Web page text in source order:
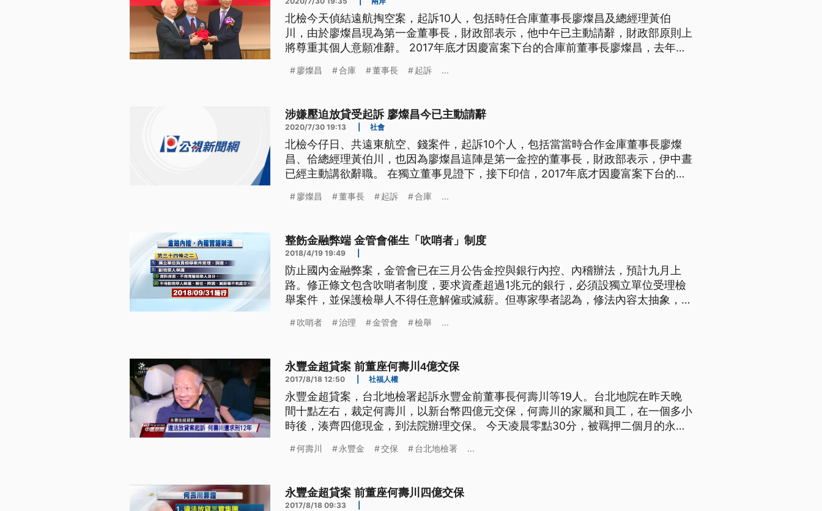
北檢今天偵結遠航掏空案，起訴10人，包括時任合庫董事長廖燦昌及總經理黃伯
川，由於廖燦昌現為第一金董事長，財政部表示，他中午已主動請辭，財政部原則上
將尊重其個人意願准辭。 2017年底才因慶富案下台的合庫前董事長廖燦昌，去年回
以金融專業來服務企業，為我們的股東創造利益，為我們來照顧我們員工。」 沒想
廖燦昌 合庫 董事長 起訴 ...
涉嫌壓迫放貸受起訴 廖燦昌今已主動請辭
2020/7/30 19:13 社會
北檢今仔日、共遠東航空、錢案件，起訴10个人，包括當當時合作金庫董事長廖燦
昌、佮總經理黃伯川，也因為廖燦昌這陣是第一金控的董事長，財政部表示，伊中晝
已經主動講欲辭職。 在獨立董事見證下，接下印信，2017年底才因慶富案下台的合
的專業，沒想到日前台北地檢署在偵辦遠航掏空案時，查出廖燦昌，疑似以私人交情
廖燦昌 董事長 起訴 合庫 ...
整飭金融弊端 金管會催生「吹哨者」制度
2018/4/19 19:49
防止國內金融弊案，金管會已在三月公告金控與銀行內控、內稽辦法，預計九月上
路。修正條文包含吹哨者制度，要求資產超過1兆元的銀行，必須設獨立單位受理檢
舉案件，並保護檢舉人不得任意解僱或減薪。但專家學者認為，修法內容太抽象，無
金，遭檢方聲押禁見震驚各界，然而在違法事件曝光前，內部關鍵吹哨人就遭到解
吹哨者 治理 金管會 檢舉 ...
永豐金超貸案 前董座何壽川4億交保
2017/8/18 12:50 社福人權
永豐金超貸案，台北地檢署起訴永豐金前董事長何壽川等19人。台北地院在昨天晚
間十點左右，裁定何壽川，以新台幣四億元交保，何壽川的家屬和員工，在一個多小
時後，湊齊四億現金，到法院辦理交保。 今天凌晨零點30分，被羈押二個月的永豐
點左右，裁定何壽川以四億元交保後，何壽川的家屬和員工只花一個多小時，就湊齊
何壽川 永豐金 交保 台北地檢署 ...
永豐金超貸案 前董座何壽川四億交保
2017/8/18 09:33